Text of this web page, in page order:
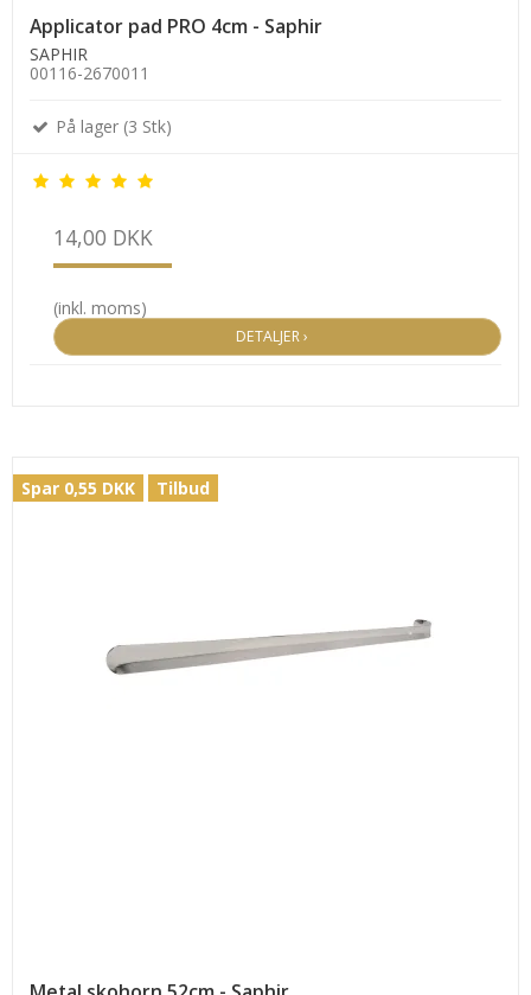
Applicator pad PRO 4cm - Saphir
SAPHIR
00116-2670011
På lager (3 Stk)
14,00 DKK
(inkl. moms)
DETALJER ›
Spar 0,55 DKK Tilbud